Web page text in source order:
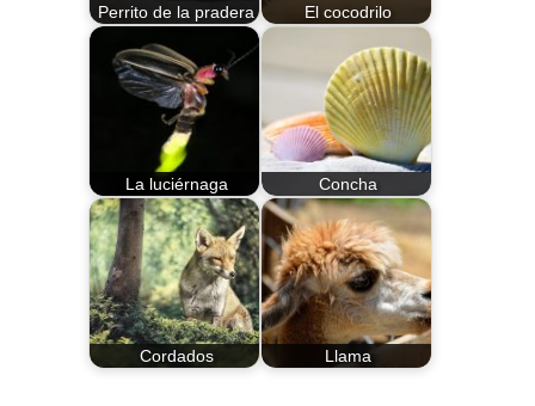
Perrito de la pradera El cocodrilo
La luciérnaga Concha
Cordados Llama